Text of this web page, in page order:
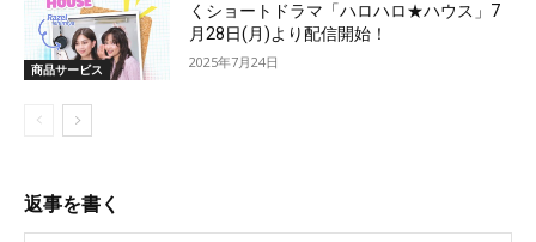
商品サービス
くショートドラマ「ハロハロ★ハウス」7
月28日(月)より配信開始！
2025年7月24日
返事を書く